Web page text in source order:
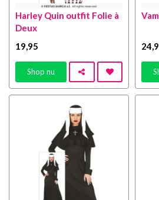
Harley Quin outfit Folie à
Deux
19,95
Shop nu
24